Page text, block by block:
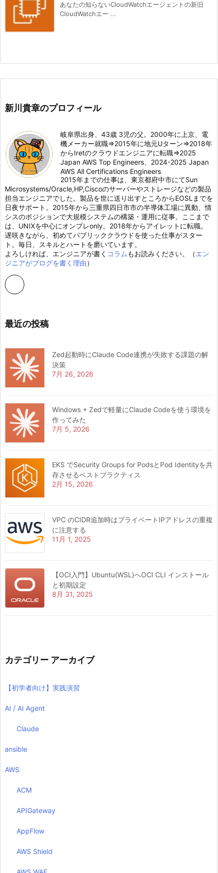
あなたの知らないCloudWatchエージェントの新旧
CloudWatchエー ...
新川貴章のプロフィール
岐阜県出身、43歳 3児の父。2000年に上京、電
機メーカー就職⇒2015年に地元Uターン⇒2018年
からIretのクラウドエンジニアに転職⇒2025
Japan AWS Top Engineers、2024-2025 Japan
AWS All Certifications Engineers
2015年までの仕事は、東京都府中市にてSun
Microsystems/Oracle,HP,Ciscoのサーバーやストレージなどの製品
担当エンジニアでした。製品を世に送り出すところからEOSLまでを
日夜サポート。2015年から三重県四日市市の半導体工場に異動、情
シスのポジションで大規模システムの構築・運用に従事。ここまで
は、UNIXを中心にオンプレonly。2018年からアイレットに転職。
遅咲きながら、初めてパブリッククラウドを使った仕事がスター
ト。毎日、スキルとハートを磨いています。
よろしければ、エンジニアが書く コラム もお読みください。（エン
ジニアがブログを書く理由）
最近の投稿
Zed起動時にClaude Code連携が失敗する課題の解
決策
7月 26, 2026
Windows + Zedで軽量にClaude Codeを使う環境を
作ってみた
7月 5, 2026
EKS でSecurity Groups for PodsとPod Identityを共
存させるベストプラクティス
2月 15, 2026
VPC のCIDR追加時はプライベートIPアドレスの重複
に注意する
11月 1, 2025
【OCI入門】Ubuntu(WSL)へOCI CLI インストール
と初期設定
8月 31, 2025
カテゴリー アーカイブ
【初学者向け】実践演習
AI / AI Agent
Claude
ansible
AWS
ACM
APIGateway
AppFlow
AWS Shield